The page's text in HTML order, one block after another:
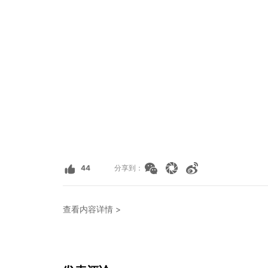
44 分享到：
查看内容详情 >